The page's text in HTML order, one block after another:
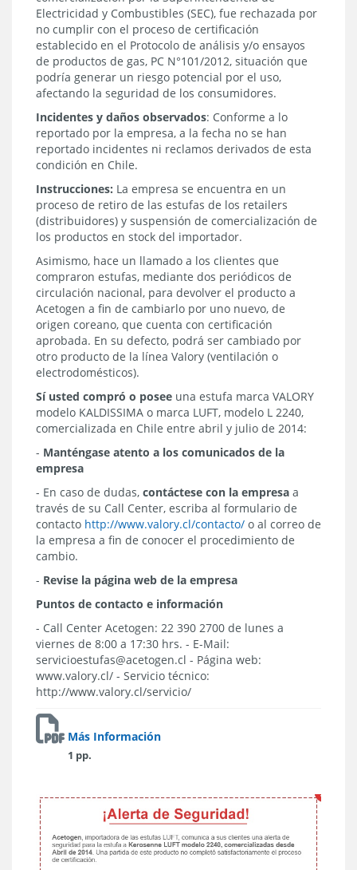
Electricidad y Combustibles (SEC), fue rechazada por
no cumplir con el proceso de certificación
establecido en el Protocolo de análisis y/o ensayos
de productos de gas, PC N°101/2012, situación que
podría generar un riesgo potencial por el uso,
afectando la seguridad de los consumidores.
Incidentes y daños observados: Conforme a lo
reportado por la empresa, a la fecha no se han
reportado incidentes ni reclamos derivados de esta
condición en Chile.
Instrucciones: La empresa se encuentra en un
proceso de retiro de las estufas de los retailers
(distribuidores) y suspensión de comercialización de
los productos en stock del importador.
Asimismo, hace un llamado a los clientes que
compraron estufas, mediante dos periódicos de
circulación nacional, para devolver el producto a
Acetogen a fin de cambiarlo por uno nuevo, de
origen coreano, que cuenta con certificación
aprobada. En su defecto, podrá ser cambiado por
otro producto de la línea Valory (ventilación o
electrodomésticos).
Sí usted compró o posee una estufa marca VALORY
modelo KALDISSIMA o marca LUFT, modelo L 2240,
comercializada en Chile entre abril y julio de 2014:
- Manténgase atento a los comunicados de la
empresa
- En caso de dudas, contáctese con la empresa a
través de su Call Center, escriba al formulario de
contacto http://www.valory.cl/contacto/ o al correo de
la empresa a fin de conocer el procedimiento de
cambio.
- Revise la página web de la empresa
Puntos de contacto e información
- Call Center Acetogen: 22 390 2700 de lunes a
viernes de 8:00 a 17:30 hrs. - E-Mail:
servicioestufas@acetogen.cl - Página web:
www.valory.cl/ - Servicio técnico:
http://www.valory.cl/servicio/
Más Información
1 pp.